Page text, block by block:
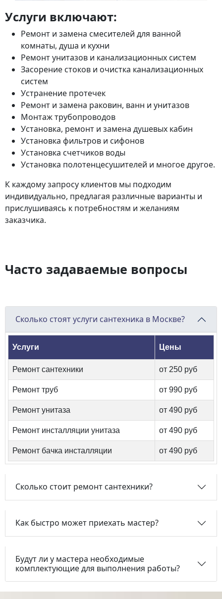
Услуги включают:
Ремонт и замена смесителей для ванной
комнаты, душа и кухни
Ремонт унитазов и канализационных систем
Засорение стоков и очистка канализационных
систем
Устранение протечек
Ремонт и замена раковин, ванн и унитазов
Монтаж трубопроводов
Установка, ремонт и замена душевых кабин
Установка фильтров и сифонов
Установка счетчиков воды
Установка полотенцесушителей и многое другое.
К каждому запросу клиентов мы подходим
индивидуально, предлагая различные варианты и
прислушиваясь к потребностям и желаниям
заказчика.
Часто задаваемые вопросы
Сколько стоят услуги сантехника в Москве?
Услуги Цены
Ремонт сантехники от 250 руб
Ремонт труб от 990 руб
Ремонт унитаза от 490 руб
Ремонт инсталляции унитаза от 490 руб
Ремонт бачка инсталляции от 490 руб
Сколько стоит ремонт сантехники?
Как быстро может приехать мастер?
Будут ли у мастера необходимые
комплектующие для выполнения работы?